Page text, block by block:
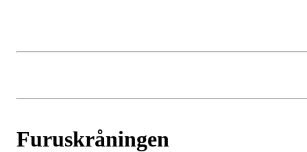
Furuskråningen